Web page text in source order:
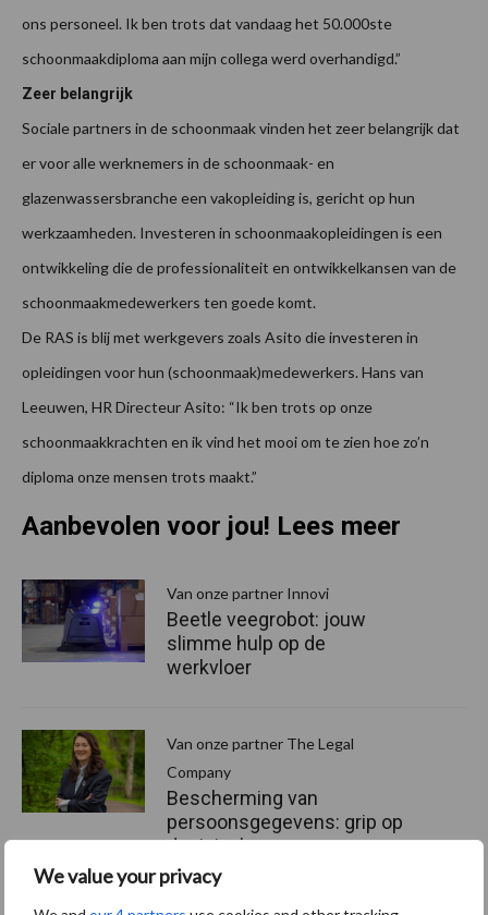
We value your privacy
ons personeel. Ik ben trots dat vandaag het 50.000ste
schoonmaakdiploma aan mijn collega werd overhandigd.”
Zeer belangrijk
Sociale partners in de schoonmaak vinden het zeer belangrijk dat
er voor alle werknemers in de schoonmaak- en
glazenwassersbranche een vakopleiding is, gericht op hun
werkzaamheden. Investeren in schoonmaakopleidingen is een
ontwikkeling die de professionaliteit en ontwikkelkansen van de
schoonmaakmedewerkers ten goede komt.
De RAS is blij met werkgevers zoals Asito die investeren in
opleidingen voor hun (schoonmaak)medewerkers. Hans van
Leeuwen, HR Directeur Asito: “Ik ben trots op onze
schoonmaakkrachten en ik vind het mooi om te zien hoe zo’n
diploma onze mensen trots maakt.”
Aanbevolen voor jou! Lees meer
Van onze partner Innovi
Beetle veegrobot: jouw
slimme hulp op de
werkvloer
Van onze partner The Legal
Company
Bescherming van
persoonsgegevens: grip op
de risico’s